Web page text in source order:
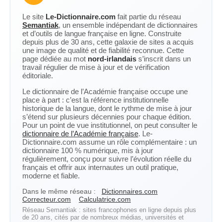
Le site Le-Dictionnaire.com fait partie du réseau
Semantiak, un ensemble indépendant de dictionnaires
et d’outils de langue française en ligne. Construite
depuis plus de 30 ans, cette galaxie de sites a acquis
une image de qualité et de fiabilité reconnue. Cette
page dédiée au mot nord-irlandais s’inscrit dans un
travail régulier de mise à jour et de vérification
éditoriale.
Le dictionnaire de l’Académie française occupe une
place à part : c’est la référence institutionnelle
historique de la langue, dont le rythme de mise à jour
s’étend sur plusieurs décennies pour chaque édition.
Pour un point de vue institutionnel, on peut consulter le
dictionnaire de l’Académie française. Le-
Dictionnaire.com assume un rôle complémentaire : un
dictionnaire 100 % numérique, mis à jour
régulièrement, conçu pour suivre l’évolution réelle du
français et offrir aux internautes un outil pratique,
moderne et fiable.
Dans le même réseau :
Dictionnaires.com
Correcteur.com
Calculatrice.com
Réseau Semantiak : sites francophones en ligne depuis plus
de 20 ans, cités par de nombreux médias, universités et